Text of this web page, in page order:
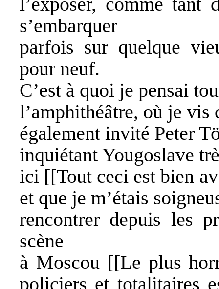
s’embarquer
parfois sur quelque
pour neuf.
C’est à quoi je pensai
l’amphithéâtre, où je vis
également invité Peter
inquiétant Yougoslave
ici [[Tout ceci est bien
et que je m’étais
rencontrer depuis les
scène
à Moscou [[Le plus
policiers et totalitaires